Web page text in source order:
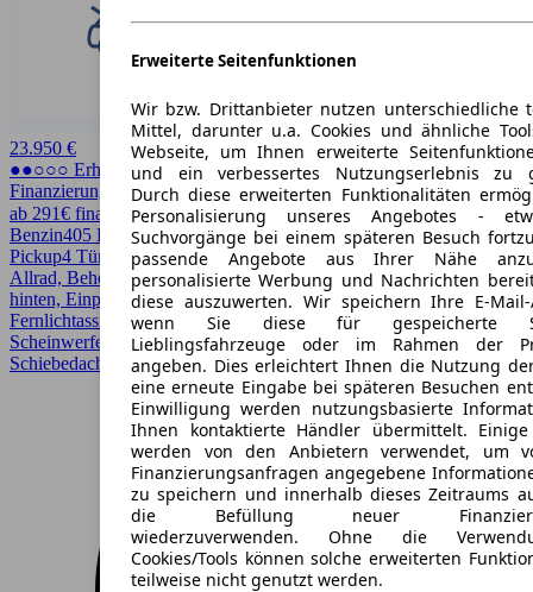
Erweiterte Seitenfunktionen
Wir bzw. Drittanbieter nutzen unterschiedliche
Mittel, darunter u.a. Cookies und ähnliche
Webseite, um Ihnen erweiterte
und ein verbessertes Nutzungserlebnis zu
Durch diese erweiterten Funktionalitäten
Personalisierung unseres Angebotes -
Suchvorgänge bei einem späteren Besuch
passende Angebote aus Ihrer Nähe
personalisierte Werbung und Nachrichten
diese auszuwerten. Wir speichern Ihre E-Mail-
wenn Sie diese für gespeicherte
Lieblingsfahrzeuge oder im Rahmen der
angeben. Dies erleichtert Ihnen die Nutzung
eine erneute Eingabe bei späteren Besuchen
Einwilligung werden nutzungsbasierte
Ihnen kontaktierte Händler übermittelt. Einige
werden von den Anbietern verwendet, um
Finanzierungsanfragen angegebene
zu speichern und innerhalb dieses Zeitraums
die Befüllung neuer
wiederzuverwenden. Ohne die
Cookies/Tools können solche erweiterten
teilweise nicht genutzt werden.
23.950 €
●●○○○ Erhöhter Preis
Finanzierung möglich
ab 291€ finanzieren ↗
Benzin405 PS (298 kW)106.945 km EZ 01/2019AutomatikSUV /
Pickup4 Türen
Allrad, Beheizbares Lenkrad, Einparkhilfe, Einparkhilfe Sensoren
hinten, Einparkhilfe Sensoren vorne, Elektrische Sitze,
Fernlichtassistent, HU/AU neu, LED, Lederausstattung, LED-
Scheinwerfer, Lichtsensor, Lordosenstütze, Regensensor,
Schiebedach, Sitzheizung, Sportpaket